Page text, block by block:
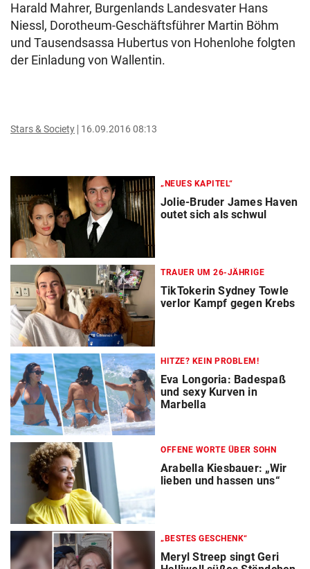
Harald Mahrer, Burgenlands Landesvater Hans
Niessl, Dorotheum-Geschäftsführer Martin Böhm
und Tausendsassa Hubertus von Hohenlohe folgten
der Einladung von Wallentin.
Stars & Society 16.09.2016 08:13
„NEUES KAPITEL“
Jolie-Bruder James Haven
outet sich als schwul
TRAUER UM 26-JÄHRIGE
TikTokerin Sydney Towle
verlor Kampf gegen Krebs
HITZE? KEIN PROBLEM!
Eva Longoria: Badespaß
und sexy Kurven in
Marbella
OFFENE WORTE ÜBER SOHN
Arabella Kiesbauer: „Wir
lieben und hassen uns“
„BESTES GESCHENK“
Meryl Streep singt Geri